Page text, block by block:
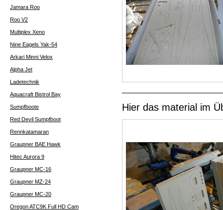
Hier das material im
Jamara Roo
Roo V2
Multiplex Xeno
Nine Eagels Yak-54
Arkari Minni Velox
Alpha Jet
Ladetechnik
Aquacraft Bistrol Bay
Sumpfboote
Red Devil Sumpfboot
Rennkatamaran
Graupner BAE Hawk
Hitec Aurora 9
Graupner MC-16
Graupner MZ-24
Graupner MC-20
Oregon ATC9K Full HD Cam